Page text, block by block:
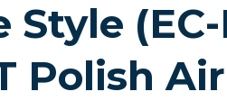
Style
Polish